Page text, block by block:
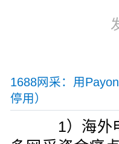
1688网采：用
停用）
1）海外电